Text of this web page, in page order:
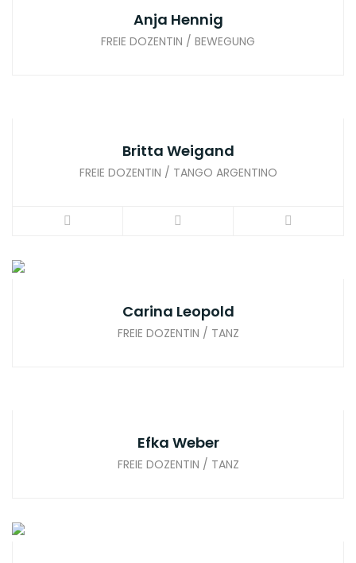
Anja Hennig
FREIE DOZENTIN / BEWEGUNG
Britta Weigand
FREIE DOZENTIN / TANGO ARGENTINO
Carina Leopold
FREIE DOZENTIN / TANZ
Efka Weber
FREIE DOZENTIN / TANZ